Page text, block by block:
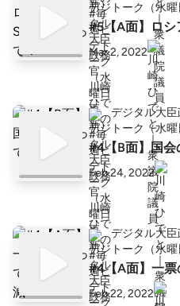
トーク（水曜
#5【A面】ロシ
Mar 2, 2022
デジタル大
トーク（水曜
#4【B面】国会
Feb 24, 2022
デジタル大
トーク（水曜
#4【A面】一票
Feb 22, 2022